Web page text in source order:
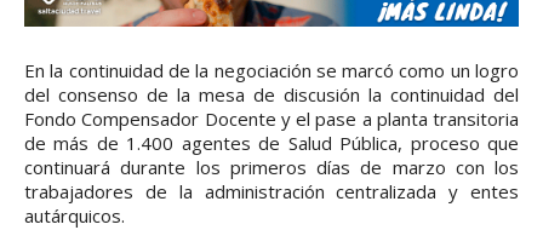
En la continuidad de la negociación se marcó como un logro
del consenso de la mesa de discusión la continuidad del
Fondo Compensador Docente y el pase a planta transitoria
de más de 1.400 agentes de Salud Pública, proceso que
continuará durante los primeros días de marzo con los
trabajadores de la administración centralizada y entes
autárquicos.